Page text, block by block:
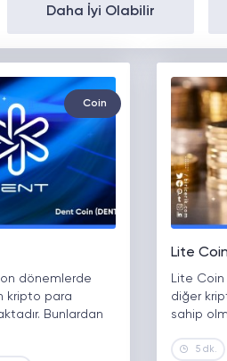
Daha İyi Olabilir
Coin
dönemlerde
kripto para
Bunlardan
Lite Coin
Lite Coin
diğer
sahip
5 dk.